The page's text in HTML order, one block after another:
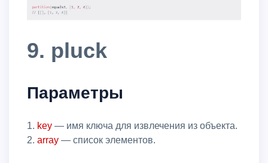
9. pluck
Параметры
1. key — имя ключа для извлечения из объекта.
2. array — список элементов.